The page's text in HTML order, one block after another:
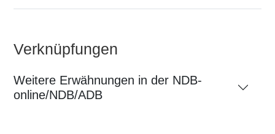
Verknüpfungen
Weitere Erwähnungen in der NDB-
online/NDB/ADB